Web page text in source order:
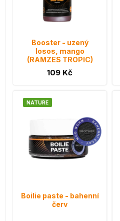
Booster - uzený
losos, mango
(RAMZES TROPIC)
109 Kč
NATURE
Boilie paste - bahenní
červ